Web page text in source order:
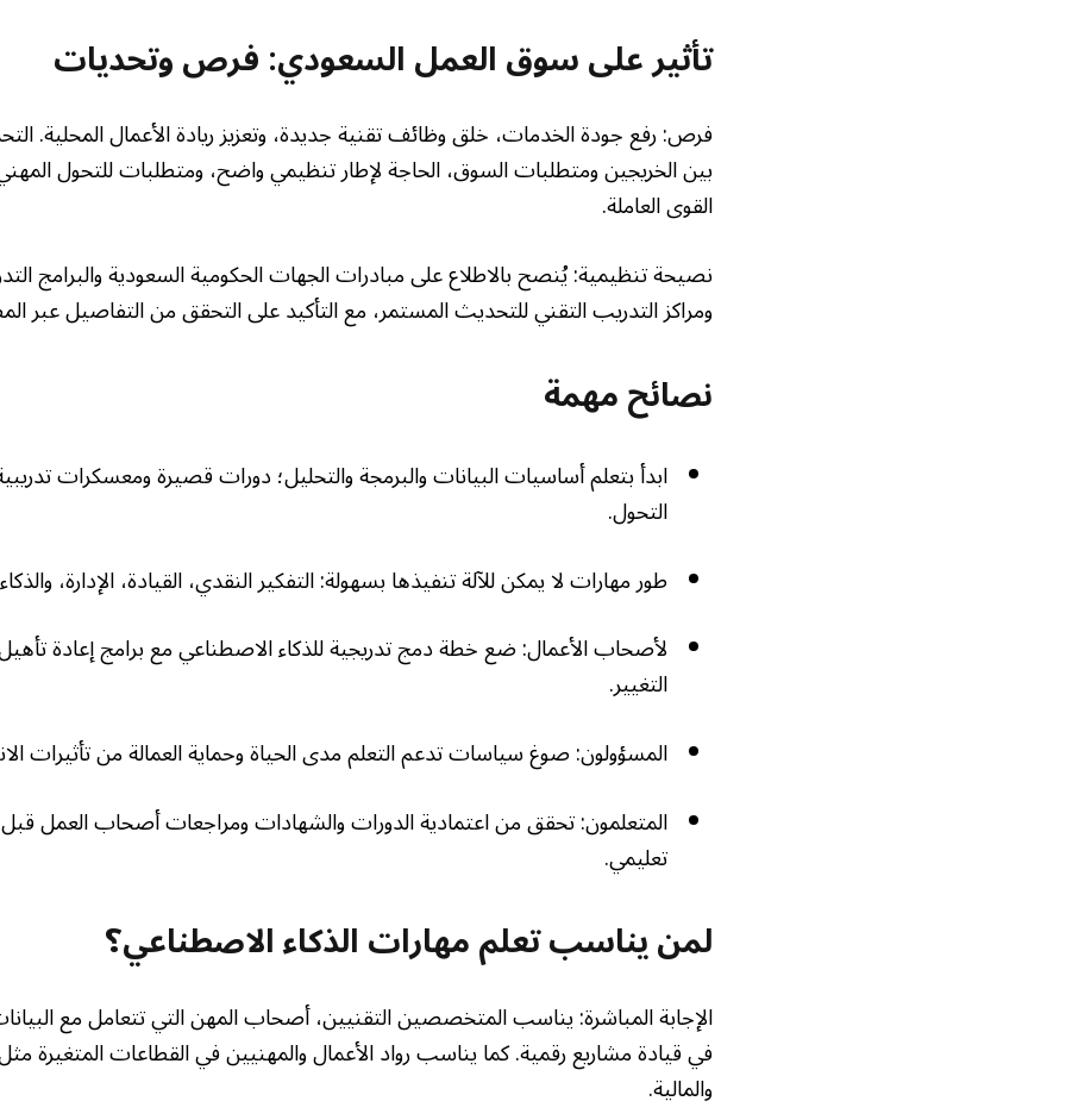
تأثير على سوق العمل السعودي: فرص وتحديات
فرص: رفع جودة الخدمات، خلق وظائف تقنية جديدة، وتعزيز ريادة الأعمال المحلية.
بين الخريجين ومتطلبات السوق، الحاجة لإطار تنظيمي واضح، ومتطلبات للتحول
القوى العاملة.
نصيحة تنظيمية: يُنصح بالاطلاع على مبادرات الجهات الحكومية السعودية والبرامج
ومراكز التدريب التقني للتحديث المستمر، مع التأكيد على التحقق من التفاصيل عبر
نصائح مهمة
ابدأ بتعلم أساسيات البيانات والبرمجة والتحليل؛ دورات قصيرة ومعسكرات
التحول.
طور مهارات لا يمكن للآلة تنفيذها بسهولة: التفكير النقدي، القيادة، الإدارة،
لأصحاب الأعمال: ضع خطة دمج تدريجية للذكاء الاصطناعي مع برامج إعادة
التغيير.
المسؤولون: صوغ سياسات تدعم التعلم مدى الحياة وحماية العمالة من تأثيرات
المتعلمون: تحقق من اعتمادية الدورات والشهادات ومراجعات أصحاب العمل
تعليمي.
لمن يناسب تعلم مهارات الذكاء الاصطناعي؟
الإجابة المباشرة: يناسب المتخصصين التقنيين، أصحاب المهن التي تتعامل مع
في قيادة مشاريع رقمية. كما يناسب رواد الأعمال والمهنيين في القطاعات المتغيرة
والمالية.